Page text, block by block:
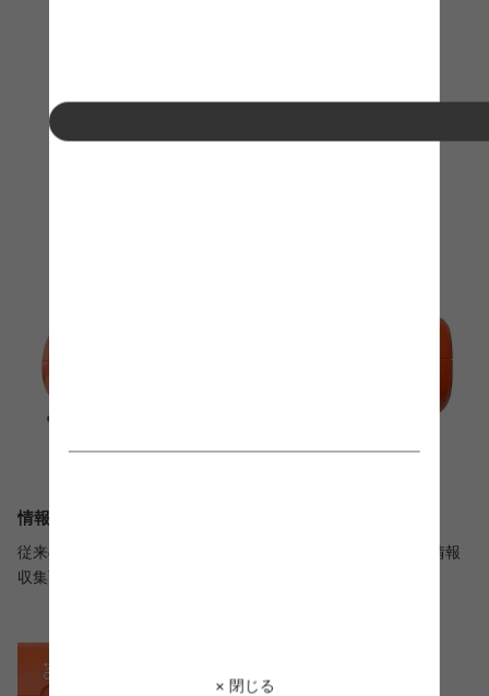
× 閉じる
情報収集に役立つＦＭワイドラジオ
従来のAMラジオも聴取可能なワイドFMで災害時や旅先でも情報
収集可能。音量やチャンネルも自由に調節していただけます。